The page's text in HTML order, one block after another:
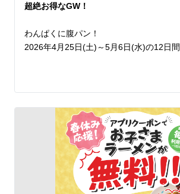
今年はマヨネーズや、スタミナ背脂の追
止まらないやみつきの旨さの「京都背脂
そば」を思い切りかきこんで、5月病に
超絶お得なGW！
わんぱくに腹パン！
2026年4月25日(土)～5月6日(水)の12日間
期間中、ラーメン魁力屋公式アプリに配
公式アプリをダウンロードすると、クー
き、期間中は毎日ご利用いただけます（
ご家族やご友人といろんな定食をシェア
でさまざまな定食を楽しんだりと、楽し